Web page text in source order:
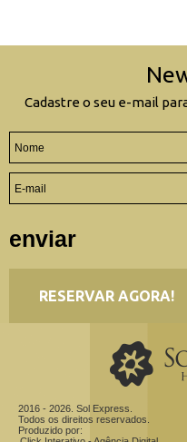
Cadastre o seu e-mail
enviar
RESERVAR AGORA!
2016 - 2026. Sol Express.
Todos os direitos reservados.
Produzido por: